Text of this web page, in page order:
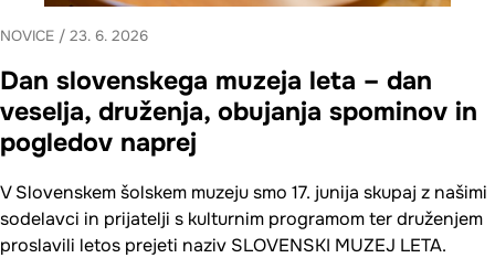
NOVICE / 23. 6. 2026
Dan slovenskega muzeja leta – dan
veselja, druženja, obujanja spominov in
pogledov naprej
V Slovenskem šolskem muzeju smo 17. junija skupaj z našimi
sodelavci in prijatelji s kulturnim programom ter druženjem
proslavili letos prejeti naziv SLOVENSKI MUZEJ LETA.